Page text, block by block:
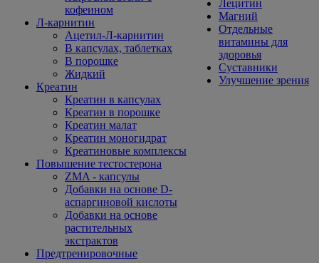
кофеином
Л-карнитин
Ацетил-Л-карнитин
В капсулах, таблетках
В порошке
Жидкий
Креатин
Креатин в капсулах
Креатин в порошке
Креатин малат
Креатин моногидрат
Креатиновые комплексы
Повышение тестостерона
ZMA - капсулы
Добавки на основе D-
аспаргиновой кислоты
Добавки на основе
растительных
экстрактов
Предтренировочные
Лецитин
Магний
Отдельные
витамины для
здоровья
Суставники
Улучшение зрения